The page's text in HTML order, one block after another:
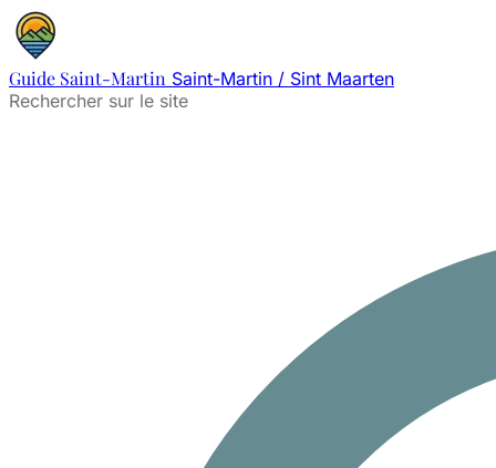
Guide Saint-Martin Saint-Martin / Sint Maarten
Rechercher sur le site